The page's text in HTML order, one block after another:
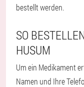
bestellt werden.
SO
HUSUM
Um ein Medikament
Namen und Ihre